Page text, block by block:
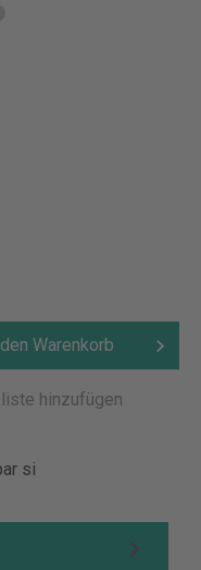
Warenkorb
hinzufügen
si